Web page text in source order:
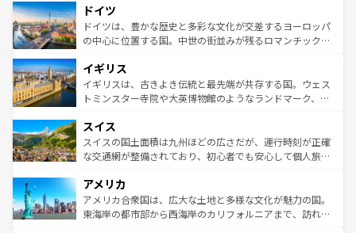
せる。地方によって風土や気候が異なるスペインはその個
性で訪れる人を魅了する。 なお、新着のスペイン情報は コ
ンテンツ一覧を参照してほしい。
で、幅広い魅力が詰まっている。華麗な宮殿、歴史的な大
聖堂、美しいビーチ、そして豊かな自然が、訪れる者を心
から魅了する。また、フランスは美食の国としても知ら
いる。シャンパンの発祥地であるランス、プロヴァンスの
香り高いラベンダー畑など、多彩な楽しみ方が可能だ。さ
らに、パリ以外の地域にも魅力が溢れており、どの街角に
れる地方に足を運ぶとそれぞれで全く異なる文化を体験で
きるだろう。 なお、新着のフランス情報はコンテンツ一覧
を参照してほしい。
ドイツ
ドイツは、豊かな歴史と多彩な文化が交差するヨーロッパ
の中心に位置する国。中世の街並みが残るロマンチック街
顔を持つこの国は、どこを歩いても飽きることがない。ベ
ルリンの文化的活気、バイエルン州のアルプスの絶景、そ
してライン川沿いのワイン畑といった風景は必見。ビール
は、お酒好きな人にはぜひ体験してほしい。 なお、新着の
ドイツ情報はコンテンツ一覧を参照してほしい。
イギリス
イギリスは、古きよき伝統と最先端が共存する国。ウェス
トミンスター寺院や大英博物館のようなランドマーク、歴
リアごとに異なる魅力がある。また、優雅なアフタヌーン
ティー、ビール好きにはたまらない英国パブ、サッカー観
戦など、本場だからこそできる体験も豊富。イギリスを旅
ンツ一覧を参照してほしい。
スイス
スイスの国土面積は九州ほどの広さだが、運行時刻が正確
な交通網が整備されており、初心者でも安心して個人旅行
の建物がそのまま残る町や、スイスならではのユニークな
博物館もあり、アルプス観光だけでなく町歩きも満喫する
ことができる。国民の所得が高いため物価も高いが、旅行
アメリカ
アメリカ合衆国は、広大な土地と多様な文化が魅力の国。
東海岸の都市部から西海岸のカリフォルニアまで、訪れる